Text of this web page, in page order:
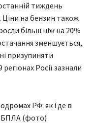
тиждень
на бензин також
більш ніж на 20%
зменшується,
призупиняти
Росії зазнали
РФ: як і де в
БПЛА (фото)